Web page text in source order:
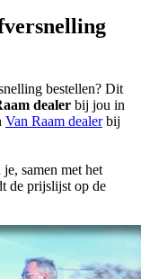
bestellen? Dit
dealer bij jou in
Van Raam dealerbij
samen met het
de prijslijst op de